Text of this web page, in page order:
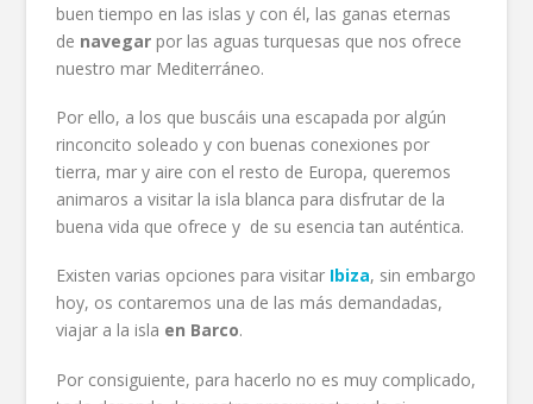
buen tiempo en las islas y con él, las ganas eternas
de navegar por las aguas turquesas que nos ofrece
nuestro mar Mediterráneo.
Por ello, a los que buscáis una escapada por algún
rinconcito soleado y con buenas conexiones por
tierra, mar y aire con el resto de Europa, queremos
animaros a visitar la isla blanca para disfrutar de la
buena vida que ofrece y de su esencia tan auténtica.
Existen varias opciones para visitar Ibiza, sin embargo
hoy, os contaremos una de las más demandadas,
viajar a la isla en Barco.
Por consiguiente, para hacerlo no es muy complicado,